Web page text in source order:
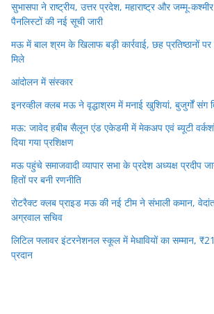
सुभासपा ने राष्ट्रीय, उत्तर प्रदेश, महाराष्ट्र और जम्मू-
पैनलिस्टों की नई सूची जारी
मऊ में बाल श्रम के खिलाफ बड़ी कार्रवाई, छह प्रतिष्ठानों
मिले
आंदोलन में संस्कार
इनरव्हील क्लब मऊ ने वृद्धाश्रम में मनाई खुशियां, बुजुर्गों संग
मऊ: जावेद हबीब सैलून एंड एकेडमी में मेकअप एवं ब्यूटी
दिया गया प्रशिक्षण
मऊ पहुंचे समाजवादी व्यापार सभा के प्रदेश अध्यक्ष प्रदीप
हितों पर बनी रणनीति
रोटरैक्ट क्लब प्राइड मऊ की नई टीम ने संभाली कमान, वेदांत
अग्रवाल सचिव
लिटिल फ्लावर इंटरनेशनल स्कूल में मेधावियों का सम्मान,
प्रदान